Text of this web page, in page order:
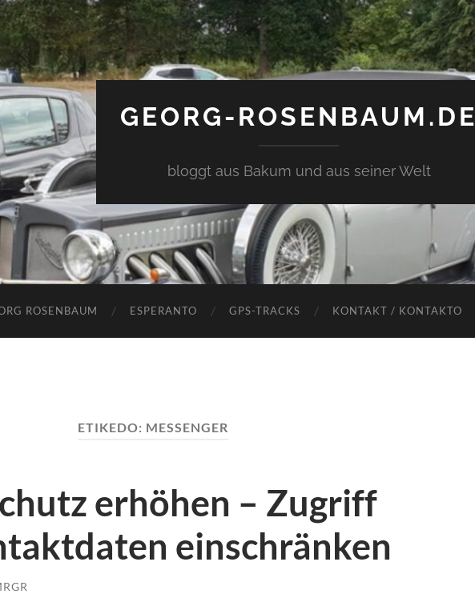
GEORG-ROSENBAUM.DE
bloggt aus Bakum und aus seiner Welt
ROSENBAUM ESPERANTO GPS-TRACKS KONTAKT / KONTAKTO
ETIKEDO: MESSENGER
erhöhen – Zugriff
einschränken